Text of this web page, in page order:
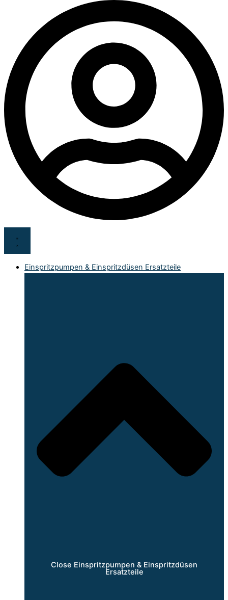
Einspritzpumpen & Einspritzdüsen Ersatzteile
Close Einspritzpumpen & Einspritzdüsen
Ersatzteile